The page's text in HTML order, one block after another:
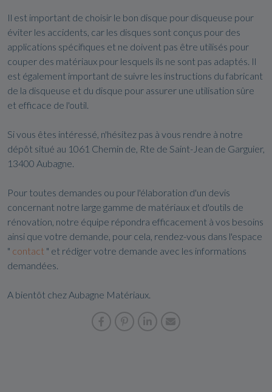
Il est important de choisir le bon disque pour disqueuse pour
éviter les accidents, car les disques sont conçus pour des
applications spécifiques et ne doivent pas être utilisés pour
couper des matériaux pour lesquels ils ne sont pas adaptés. Il
est également important de suivre les instructions du fabricant
de la disqueuse et du disque pour assurer une utilisation sûre
et efficace de l'outil.
Si vous êtes intéressé, n'hésitez pas à vous rendre à notre
dépôt situé au 1061 Chemin de, Rte de Saint-Jean de Garguier,
13400 Aubagne.
Pour toutes demandes ou pour l'élaboration d'un devis
concernant notre large gamme de matériaux et d'outils de
rénovation, notre équipe répondra efficacement à vos besoins
ainsi que votre demande, pour cela, rendez-vous dans l'espace
" contact " et rédiger votre demande avec les informations
demandées.
A bientôt chez Aubagne Matériaux.